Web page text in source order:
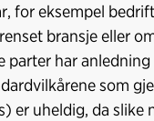
for eksempel
bransje eller
har
som
er uheldig, da